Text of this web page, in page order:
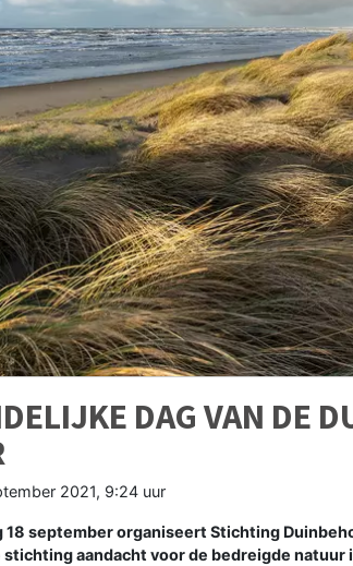
DAG VAN DE
2021, 9:24 uur
18 september organiseert Stichting
stichting aandacht voor de bedreigde